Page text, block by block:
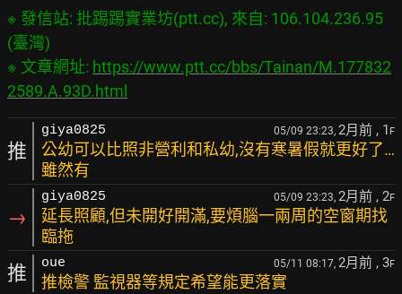
※ 發信站: 批踢踢實業坊(ptt.cc), 來自: 106.104.236.95
(臺灣)
※ 文章網址: https://www.ptt.cc/bbs/Tainan/M.177832
2589.A.93D.html
推
giya0825 05/09 23:23, 2月前 , 1 F
公幼可以比照非營利和私幼,沒有寒暑假就更好了…
雖然有
→
giya0825 05/09 23:23, 2月前 , 2F
延長照顧,但未開好開滿,要煩腦一兩周的空窗期找
臨拖
推 oue 05/11 08:17, 2月前 , 3F
推檢警 監視器等規定希望能更落實